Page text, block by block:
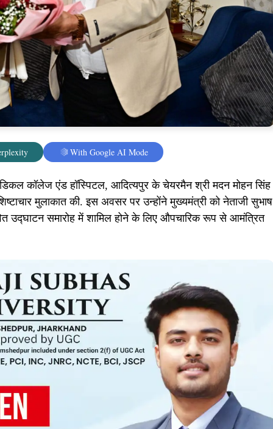
With Google AI Mode
कॉलेज एंड हॉस्पिटल, आदित्यपुर के चेयरमैन श्री मदन मोहन सिंह
मुलाकात की. इस अवसर पर उन्होंने मुख्यमंत्री को नेताजी सुभाष
उद्घाटन समारोह में शामिल होने के लिए औपचारिक रूप से आमंत्रित